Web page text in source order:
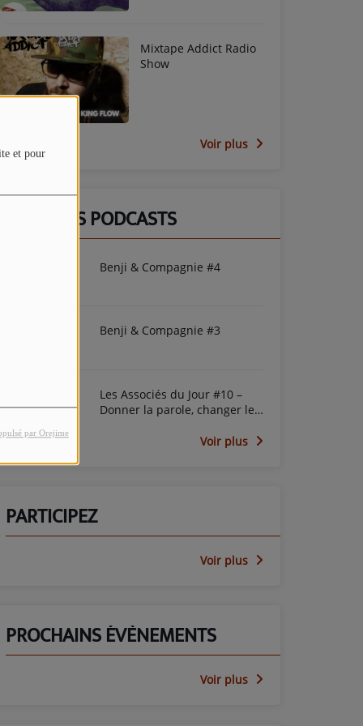
et pour
par Orejime
Mixtape Addict Radio
Show
Voir plus
DERNIERS PODCASTS
Benji & Compagnie #4
Benji & Compagnie #3
Les Associés du Jour #10 –
Donner la parole, changer le
Voir plus
PARTICIPEZ
Voir plus
PROCHAINS ÉVÈNEMENTS
Voir plus